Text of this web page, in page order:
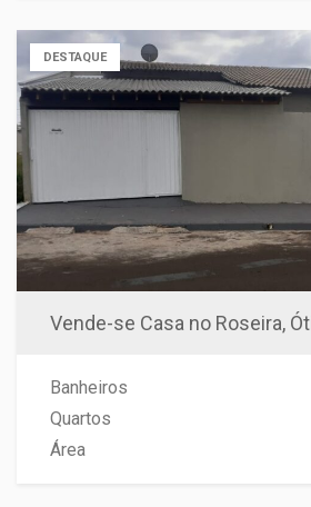
DESTAQUE
Banheiros
Quartos
Área